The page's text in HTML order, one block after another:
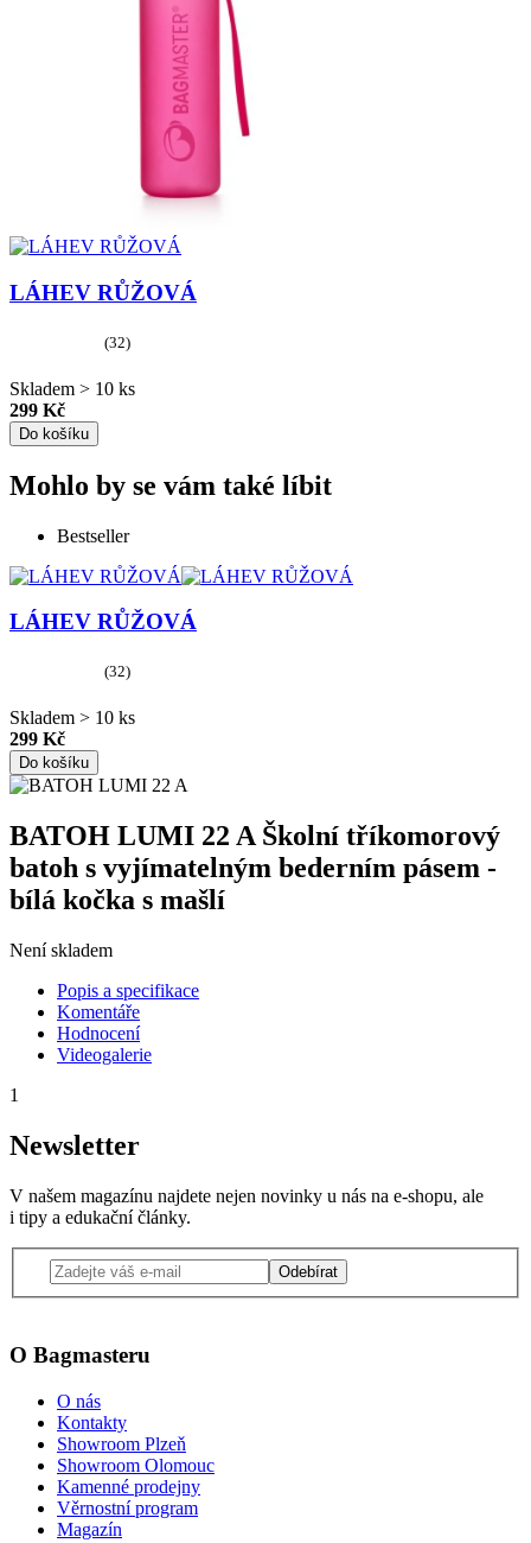
LÁHEV RŮŽOVÁ
(32)
Skladem > 10 ks
299 Kč
Do košíku
Mohlo by se vám také líbit
Bestseller
LÁHEV RŮŽOVÁ
(32)
Skladem > 10 ks
299 Kč
Do košíku
BATOH LUMI 22 A Školní tříkomorový
batoh s vyjímatelným bederním pásem -
bílá kočka s mašlí
Není skladem
Popis a specifikace
Komentáře
Hodnocení
Videogalerie
1
Newsletter
V našem magazínu najdete nejen novinky u nás na e-shopu, ale
i tipy a edukační články.
Odebírat
O Bagmasteru
O nás
Kontakty
Showroom Plzeň
Showroom Olomouc
Kamenné prodejny
Věrnostní program
Magazín